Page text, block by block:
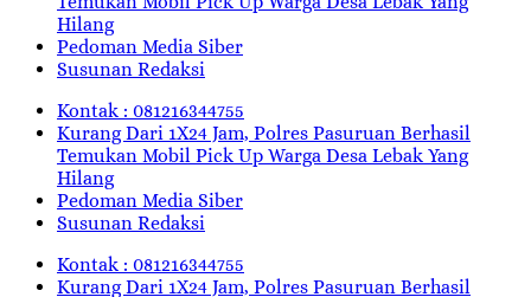
Hilang
Pedoman Media Siber
Susunan Redaksi
Kontak : 081216344755
Kurang Dari 1X24 Jam, Polres Pasuruan Berhasil
Temukan Mobil Pick Up Warga Desa Lebak Yang
Hilang
Pedoman Media Siber
Susunan Redaksi
Kontak : 081216344755
Kurang Dari 1X24 Jam, Polres Pasuruan Berhasil